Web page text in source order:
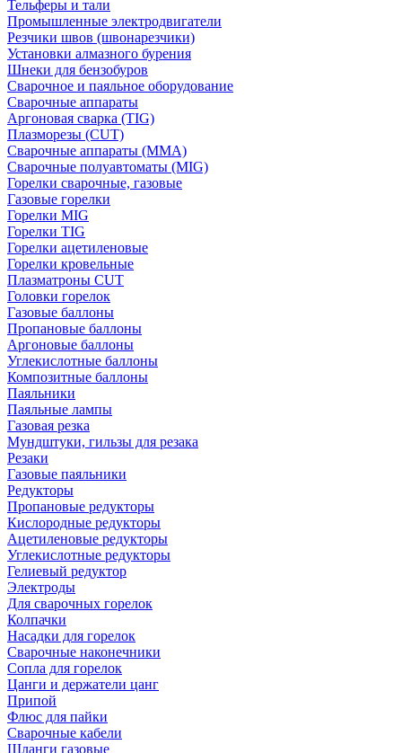
Тельферы и тали
Промышленные электродвигатели
Резчики швов (швонарезчики)
Установки алмазного бурения
Шнеки для бензобуров
Сварочное и паяльное оборудование
Сварочные аппараты
Аргоновая сварка (TIG)
Плазморезы (CUT)
Сварочные аппараты (MMA)
Сварочные полуавтоматы (MIG)
Горелки сварочные, газовые
Газовые горелки
Горелки MIG
Горелки TIG
Горелки ацетиленовые
Горелки кровельные
Плазматроны CUT
Головки горелок
Газовые баллоны
Пропановые баллоны
Аргоновые баллоны
Углекислотные баллоны
Композитные баллоны
Паяльники
Паяльные лампы
Газовая резка
Мундштуки, гильзы для резака
Резаки
Газовые паяльники
Редукторы
Пропановые редукторы
Кислородные редукторы
Ацетиленовые редукторы
Углекислотные редукторы
Гелиевый редуктор
Электроды
Для сварочных горелок
Колпачки
Насадки для горелок
Сварочные наконечники
Сопла для горелок
Цанги и держатели цанг
Припой
Флюс для пайки
Сварочные кабели
Шланги газовые